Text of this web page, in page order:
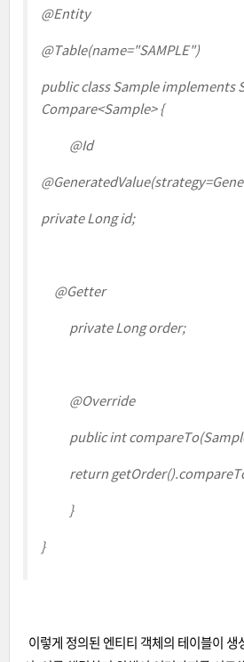
@Entity
@Table(name="SAMPLE")
public class Sample implements
Compare<Sample> {
@Id
@GeneratedValue
private Long id;
@Getter
privateLong order;
@Override
publicint
returngetOrder
}
}
이렇게 정의된 엔티티 객체의 테이블이